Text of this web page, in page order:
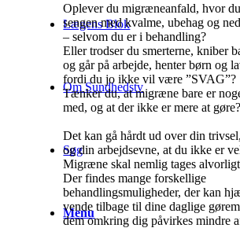
Lægens Blok
Om Sundhedstv
Søg
Menu
Oplever du migræneanfald, hvor
sengen med kvalme, ubehag og
– selvom du er i behandling?
Eller trodser du smerterne, kniber
og går på arbejde, henter børn og
fordi du jo ikke vil være ”SVAG”?
Tænker du, at migræne bare er
med, og at der ikke er mere at gøre?
Det kan gå hårdt ud over din
og din arbejdsevne, at du ikke er
Migræne skal nemlig tages
Der findes mange forskellige
behandlingsmuligheder, der kan
vende tilbage til dine daglige
dem omkring dig påvirkes mindre